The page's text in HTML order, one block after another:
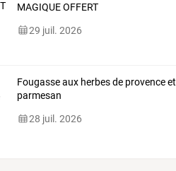
MAGIQUE OFFERT
29 juil. 2026
Fougasse aux herbes de provence et
parmesan
28 juil. 2026